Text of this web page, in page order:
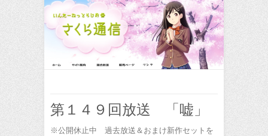
第１４９回放送 「嘘」
※公開休止中 過去放送＆おまけ新作セットを